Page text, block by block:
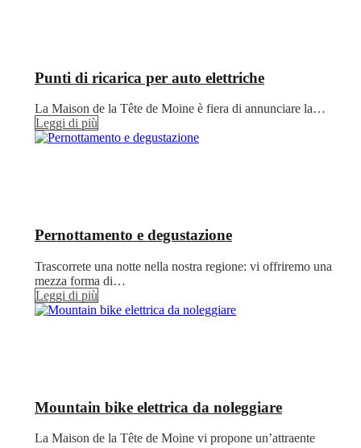
Punti di ricarica per auto elettriche
La Maison de la Tête de Moine è fiera di annunciare la…
Leggi di più
Pernottamento e degustazione
Trascorrete una notte nella nostra regione: vi offriremo una
mezza forma di…
Leggi di più
Mountain bike elettrica da noleggiare
La Maison de la Tête de Moine vi propone un’attraente